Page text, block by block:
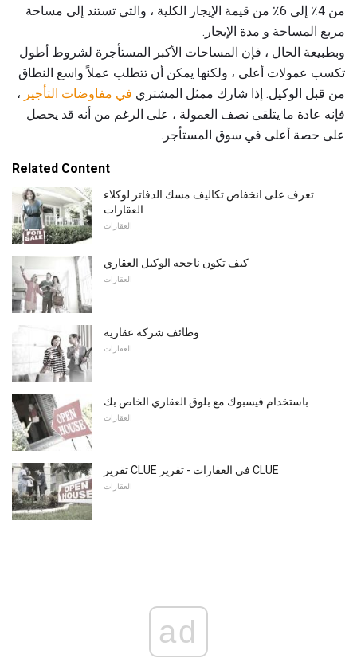
من 4٪ إلى 6٪ من قيمة الإيجار الكلية ، والتي تستند إلى مساحة
مربع المساحة و مدة الإيجار.
وبطبيعة الحال ، فإن المساحات الأكبر المستأجرة لشروط أطول
تكسب عمولات أعلى ، ولكنها يمكن أن تتطلب عملاً واسع النطاق
من قبل الوكيل. إذا شارك ممثل المشتري في مفاوضات التأجير ،
فإنه عادة ما يتلقى نصف العمولة ، على الرغم من أنه قد يحصل
على حصة أعلى في سوق المستأجر.
Related Content
تعرف على انخفاض تكاليف مسك الدفاتر لوكلاء
العقارات
العقارات
كيف تكون ناجحه الوكيل العقاري
العقارات
وظائف شركة عقارية
العقارات
باستخدام فيسبوك مع بلوق العقاري الخاص بك
العقارات
تقرير CLUE في العقارات - تقرير CLUE
العقارات
ad